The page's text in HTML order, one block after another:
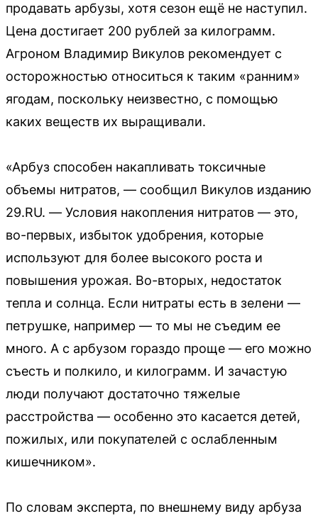
продавать арбузы, хотя сезон ещё не наступил.
Цена достигает 200 рублей за килограмм.
Агроном Владимир Викулов рекомендует с
осторожностью относиться к таким «ранним»
ягодам, поскольку неизвестно, с помощью
каких веществ их выращивали.
«Арбуз способен накапливать токсичные
объемы нитратов, — сообщил Викулов изданию
29.RU. — Условия накопления нитратов — это,
во-первых, избыток удобрения, которые
используют для более высокого роста и
повышения урожая. Во-вторых, недостаток
тепла и солнца. Если нитраты есть в зелени —
петрушке, например — то мы не съедим ее
много. А с арбузом гораздо проще — его можно
съесть и полкило, и килограмм. И зачастую
люди получают достаточно тяжелые
расстройства — особенно это касается детей,
пожилых, или покупателей с ослабленным
кишечником».
По словам эксперта, по внешнему виду арбуза